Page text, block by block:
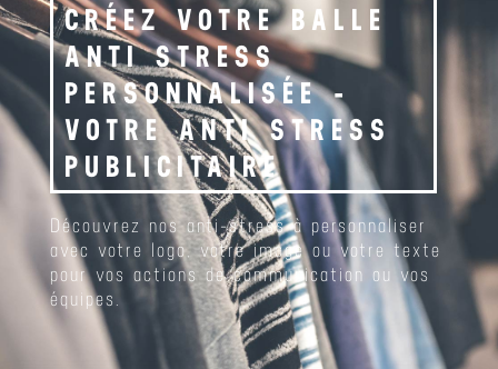
CRÉEZ VOTRE BALLE
ANTI STRESS
PERSONNALISÉE -
VOTRE ANTI STRESS
PUBLICITAIRE
Découvrez nos anti-stress à personnaliser
avec votre logo, votre image ou votre texte
pour vos actions de communication ou vos
équipes.